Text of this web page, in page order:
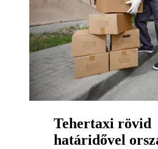
Tehertaxi rövid
határidővel